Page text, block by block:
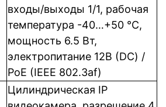
входы/выходы 1/1, рабочая
температура -40…+50 °C,
мощность 6.5 Вт,
электропитание 12В (DC) /
PoE (IEEE 802.3af)
Цилиндрическая IP